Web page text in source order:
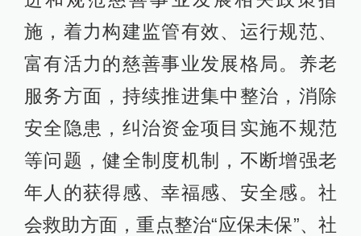
施，着力构建监管有效、运行规范、
富有活力的慈善事业发展格局。养老
服务方面，持续推进集中整治，消除
安全隐患，纠治资金项目实施不规范
等问题，健全制度机制，不断增强老
年人的获得感、幸福感、安全感。社
会救助方面，重点整治“应保未保”、社